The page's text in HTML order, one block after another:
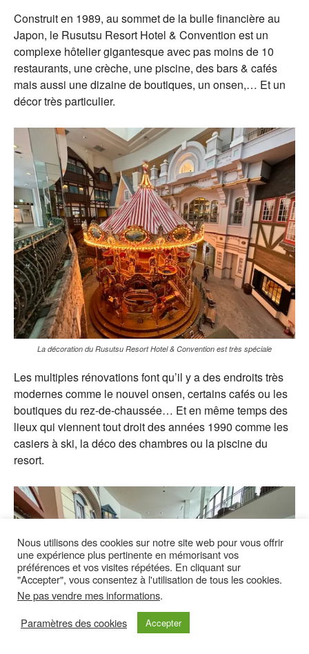
Construit en 1989, au sommet de la bulle financière au
Japon, le Rusutsu Resort Hotel & Convention est un
complexe hôtelier gigantesque avec pas moins de 10
restaurants, une crèche, une piscine, des bars & cafés
mais aussi une dizaine de boutiques, un onsen,… Et un
décor très particulier.
La décoration du Rusutsu Resort Hotel & Convention est très spéciale
Les multiples rénovations font qu’il y a des endroits très
modernes comme le nouvel onsen, certains cafés ou les
boutiques du rez-de-chaussée… Et en même temps des
lieux qui viennent tout droit des années 1990 comme les
casiers à ski, la déco des chambres ou la piscine du
resort.
Nous utilisons des cookies sur notre site web pour vous offrir
une expérience plus pertinente en mémorisant vos
préférences et vos visites répétées. En cliquant sur
"Accepter", vous consentez à l'utilisation de tous les cookies.
Ne pas vendre mes informations.
Paramètres des cookies
Accepter